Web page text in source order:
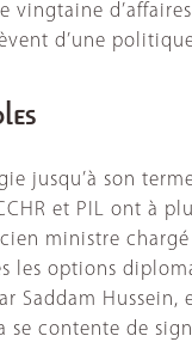
vingtaine
d’une
jusqu’à son
et PIL ont à
ministre
les options
Saddam
se contente de